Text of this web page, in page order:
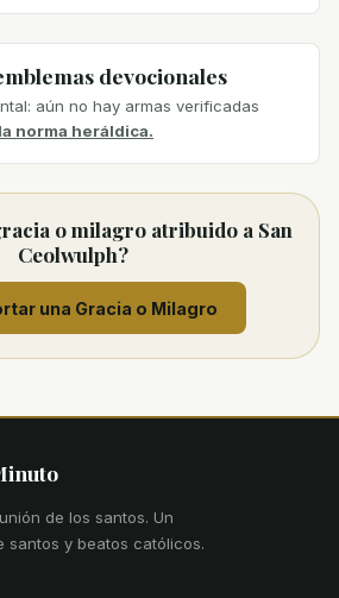
devocionales
aún no hay armas verificadas
norma heráldica.
o milagro atribuido a San
Ceolwulph?
una Gracia o Milagro
de los santos. Un
santos y beatos católicos.